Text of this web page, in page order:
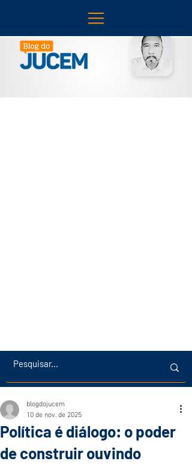
Política é diálogo: o poder
de construir ouvindo
blogdojucem
10 de nov. de 2025